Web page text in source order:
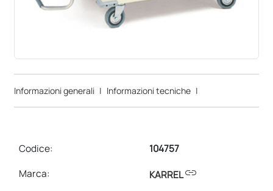
Informazioni generali | Informazioni tecniche |
Codice:
104757
Marca:
KARRELlink